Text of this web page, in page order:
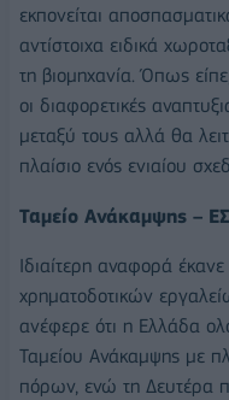
εκπονείται
αντίστοιχα ειδικά
τη βιομηχανία. Όπως
οι διαφορετικές
μεταξύ τους αλλά θα
πλαίσιο ενός ενιαίου
Ταμείο Ανάκαμψης –
Ιδιαίτερη αναφορά
χρηματοδοτικών
ανέφερε ότι η Ελλάδα
Ταμείου Ανάκαμψης με
πόρων, ενώ τη Δευτέρα